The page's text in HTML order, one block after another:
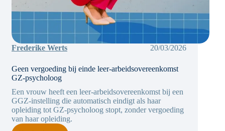
Frederike Werts 20/03/2026
Geen vergoeding bij einde leer-arbeidsovereenkomst
GZ-psycholoog
Een vrouw heeft een leer-arbeidsovereenkomst bij een
GGZ-instelling die automatisch eindigt als haar
opleiding tot GZ-psycholoog stopt, zonder vergoeding
van haar opleiding.